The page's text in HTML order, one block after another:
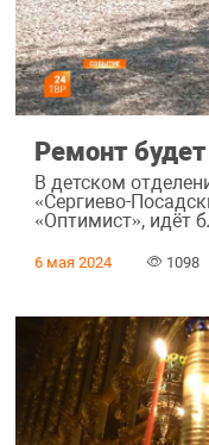
Ремонт будет
В детском
«Сергиево-
«Оптимист», идёт
6 мая 2024 1098